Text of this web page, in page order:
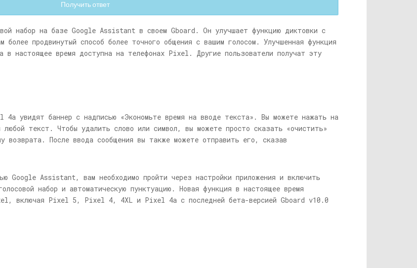
Получить ответ
набор на базе Google Assistant в своем Gboard. Он улучшает функцию диктовки с
более продвинутый способ более точного общения с вашим голосом. Улучшенная функция
в настоящее время доступна на телефонах Pixel. Другие пользователи получат эту
увидят баннер с надписью «Экономьте время на вводе текста». Вы можете нажать на
любой текст. Чтобы удалить слово или символ, вы можете просто сказать «очистить»
возврата. После ввода сообщения вы также можете отправить его, сказав
Google Assistant, вам необходимо пройти через настройки приложения и включить
набор и автоматическую пунктуацию. Новая функция в настоящее время
включая Pixel 5, Pixel 4, 4XL и Pixel 4a с последней бета-версией Gboard v10.0